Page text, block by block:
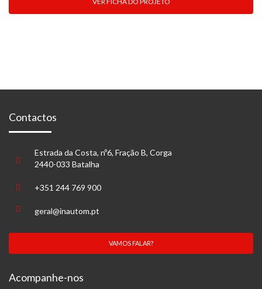
Contactos
Estrada da Costa, nº6, Fração B, Corga
2440-033 Batalha
+351 244 769 900
geral@inautom.pt
VAMOS FALAR?
Acompanhe-nos